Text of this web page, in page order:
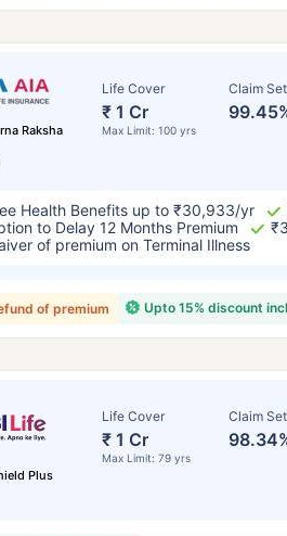
Raksha
Life Cover
₹ 1 Cr
Max Limit: 100 yrs
Claim
Health Benefits up to ₹30,933/yr
to Delay 12 Months Premium
of premium on Terminal Illness
Upto 15% discount
of premium
Plus
Life Cover
₹ 1 Cr
Max Limit: 79 yrs
Claim